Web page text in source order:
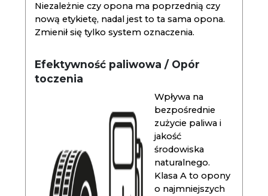
Niezależnie czy opona ma poprzednią czy
nową etykietę, nadal jest to ta sama opona.
Zmienił się tylko system oznaczenia.
Efektywność paliwowa / Opór
toczenia
Wpływa na
bezpośrednie
zużycie paliwa i
jakość
środowiska
naturalnego.
Klasa A to opony
o najmniejszych